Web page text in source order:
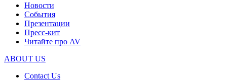
Новости
События
Презентации
Пресс-кит
Читайте про AV
ABOUT US
Contact Us